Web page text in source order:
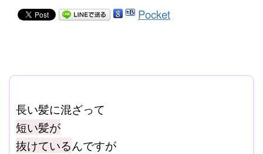
Pocket
長い髪に混ざって
短い髪が
抜けているんですが